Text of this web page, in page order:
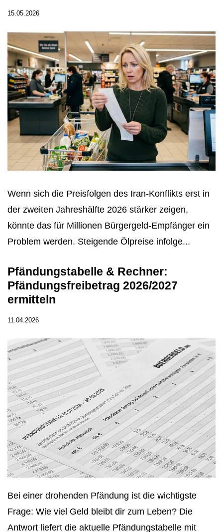
15.05.2026
Wenn sich die Preisfolgen des Iran-Konflikts erst in
der zweiten Jahreshälfte 2026 stärker zeigen,
könnte das für Millionen Bürgergeld-Empfänger ein
Problem werden. Steigende Ölpreise infolge...
Pfändungstabelle & Rechner:
Pfändungsfreibetrag 2026/2027
ermitteln
11.04.2026
Bei einer drohenden Pfändung ist die wichtigste
Frage: Wie viel Geld bleibt dir zum Leben? Die
Antwort liefert die aktuelle Pfändungstabelle mit